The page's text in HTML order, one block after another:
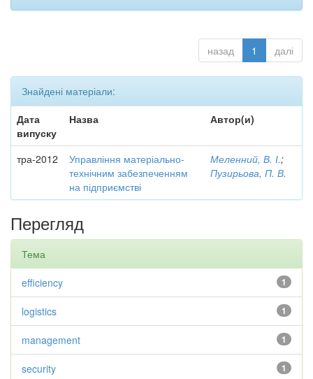
назад 1 далі
Знайдені матеріали:
Дата
випуску
Назва Автор(и)
тра-2012
Управління матеріально-
технічним забезпеченням
на підприємстві
Меленний, В. І.;
Пузирьова, П. В.
Перегляд
Тема
1
efficiency
1
logistics
1
management
1
security